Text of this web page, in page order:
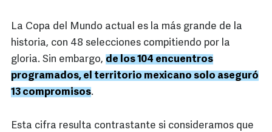
La Copa del Mundo actual es la más grande de la
historia, con 48 selecciones compitiendo por la
gloria. Sin embargo, de los 104 encuentros
programados, el territorio mexicano solo aseguró
13 compromisos.
Esta cifra resulta contrastante si consideramos que